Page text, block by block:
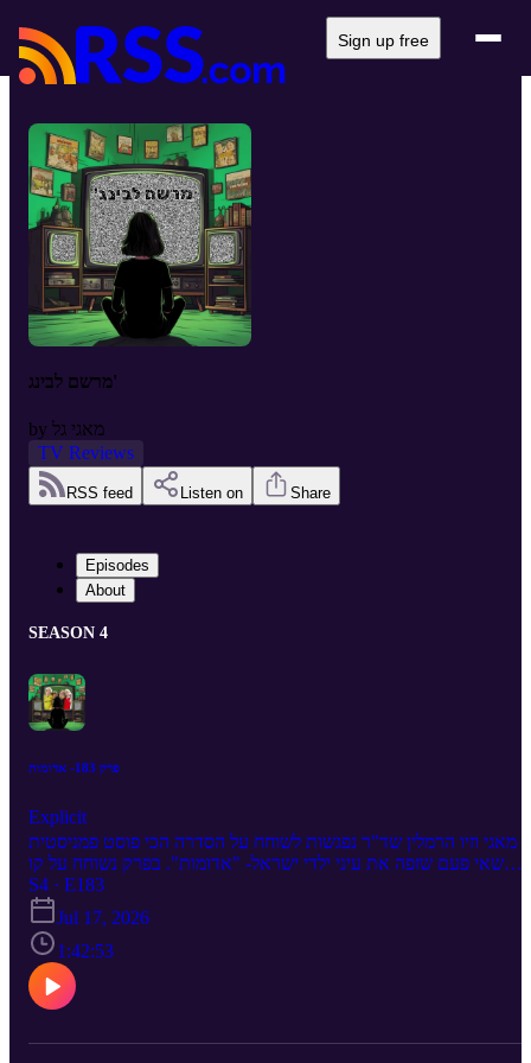
Sign up free
מרשם לבינג'
by מאגי גל
TV Reviews
RSS feed Listen on Share
Episodes
About
SEASON 4
פרק 183- אדומות
Explicit
מאגי וזיו הרמלין שד"ר נפגשות לשוחח על הסדרה הכי פוסט פמניסטית
שאי פעם שזפה את עיני ילדי ישראל- "אדומות". בפרק נשוחח על קו
עלילה רומנטי- בעד ונגד, הלסביות של אפי, "חוליגנים" ו"שלי הכובשת",
המונדיאל כובש את אמריקה, הכפילות של האחיות סנדל, האם ברלד
S4 · E183
Jul 17, 2026
1:42:53